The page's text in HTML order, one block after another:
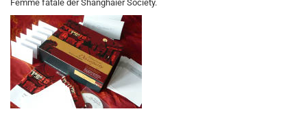
Femme fatale der Shanghaier Society.